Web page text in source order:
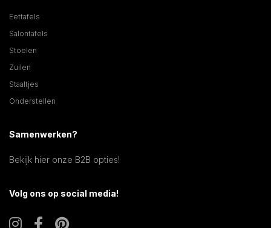
Eettafels
Salontafels
Stoelen
Zuilen
Staaltjes
Onderstellen
Samenwerken?
Bekijk hier onze B2B opties!
Volg ons op social media!